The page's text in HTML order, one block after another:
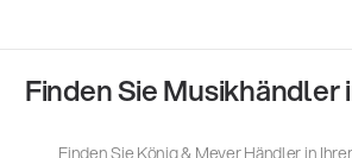
Finden Sie Musikhändler
Finden Sie König & Meyer Händler in